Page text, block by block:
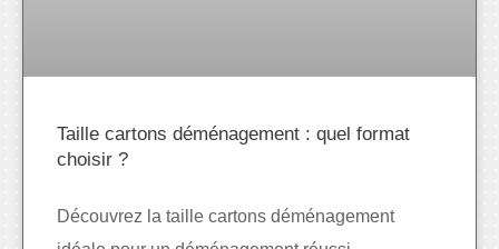
Taille cartons déménagement : quel format
choisir ?
Découvrez la taille cartons déménagement